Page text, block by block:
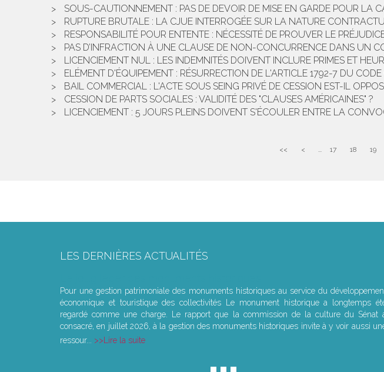
SOUS-CAUTIONNEMENT : PAS DE DEVOIR DE MISE EN GARDE POUR LA
RUPTURE BRUTALE : LA CJUE INTERROGÉE SUR LA NATURE
RESPONSABILITÉ POUR ENTENTE : NÉCESSITÉ DE PROUVER LE
PAS D’INFRACTION À UNE CLAUSE DE NON-CONCURRENCE DANS UN
LICENCIEMENT NUL : LES INDEMNITÉS DOIVENT INCLURE PRIMES ET
ELÉMENT D'ÉQUIPEMENT : RÉSURRECTION DE L'ARTICLE 1792-7 DU CODE
BAIL COMMERCIAL : L'ACTE SOUS SEING PRIVÉ DE CESSION EST-IL
CESSION DE PARTS SOCIALES : VALIDITÉ DES "CLAUSES AMÉRICAINES" ?
LICENCIEMENT : 5 JOURS PLEINS DOIVENT S'ÉCOULER ENTRE LA
<< < ... 17 18 19
LES DERNIÈRES ACTUALITÉS
Pour une gestion patrimoniale des monuments historiques au service du
économique et touristique des collectivités Le monument historique a longtemps
regardé comme une charge. Le rapport que la commission de la culture du Sénat
consacré, en juillet 2026, à la gestion des monuments historiques invite à y voir aussi
ressour...
Lire la suite